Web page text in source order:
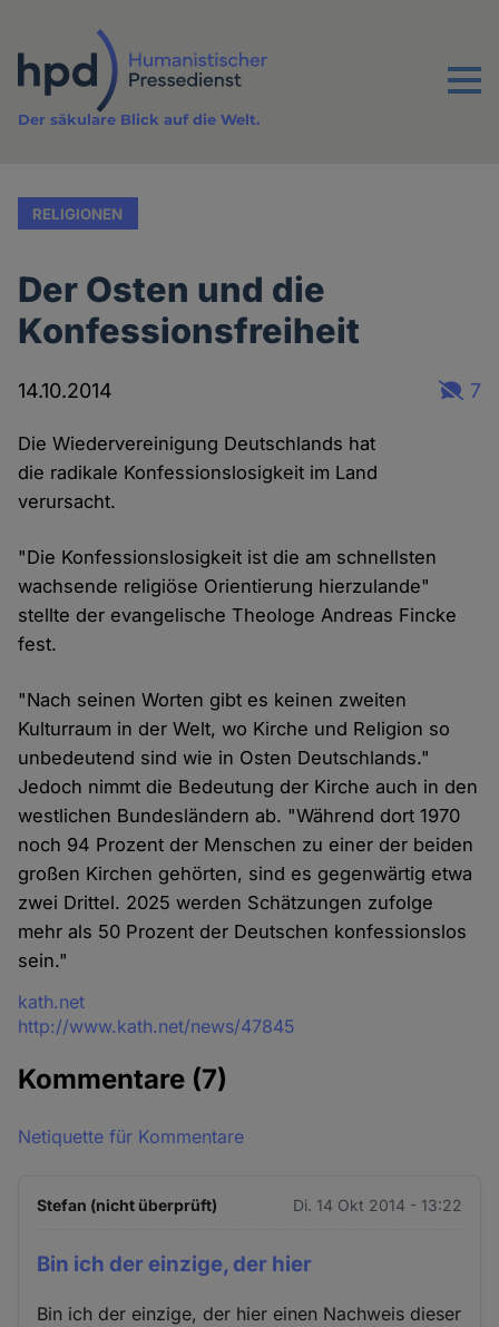
Inhalt
Menu
Der säkulare Blick auf die Welt.
RELIGIONEN
Der Osten und die
Konfessionsfreiheit
14.10.2014 7
Die Wiedervereinigung Deutschlands hat
die radikale Konfessionslosigkeit im Land
verursacht.
"Die Konfessionslosigkeit ist die am schnellsten
wachsende religiöse Orientierung hierzulande"
stellte der evangelische Theologe Andreas Fincke
fest.
"Nach seinen Worten gibt es keinen zweiten
Kulturraum in der Welt, wo Kirche und Religion so
unbedeutend sind wie in Osten Deutschlands."
Jedoch nimmt die Bedeutung der Kirche auch in den
westlichen Bundesländern ab. "Während dort 1970
noch 94 Prozent der Menschen zu einer der beiden
großen Kirchen gehörten, sind es gegenwärtig etwa
zwei Drittel. 2025 werden Schätzungen zufolge
mehr als 50 Prozent der Deutschen konfessionslos
sein."
Quelle
kath.net
http://www.kath.net/news/47845
Kommentare (7)
Netiquette für Kommentare
Stefan (nicht überprüft) Di. 14 Okt 2014 - 13:22
Bin ich der einzige, der hier
Bin ich der einzige, der hier einen Nachweis dieser